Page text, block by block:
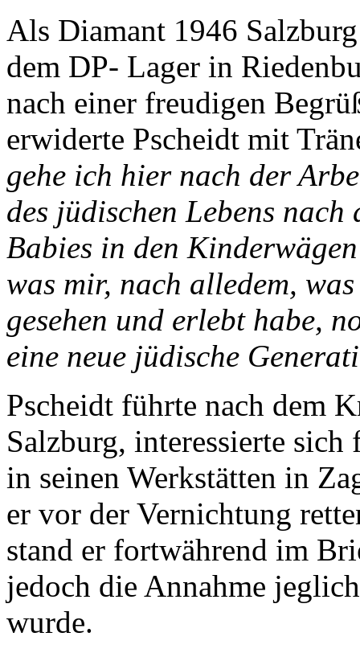
Als Diamant 1946
dem DP- Lager in
nach einer freudigen
erwiderte Pscheidt mit
gehe ich hier nach der
des jüdischen Lebens
Babies in den
was mir, nach alledem,
gesehen und erlebt habe,
eine neue jüdische
Pscheidt führte nach dem
Salzburg, interessierte
in seinen Werkstätten in
er vor der Vernichtung
stand er fortwährend im
jedoch die Annahme
wurde.